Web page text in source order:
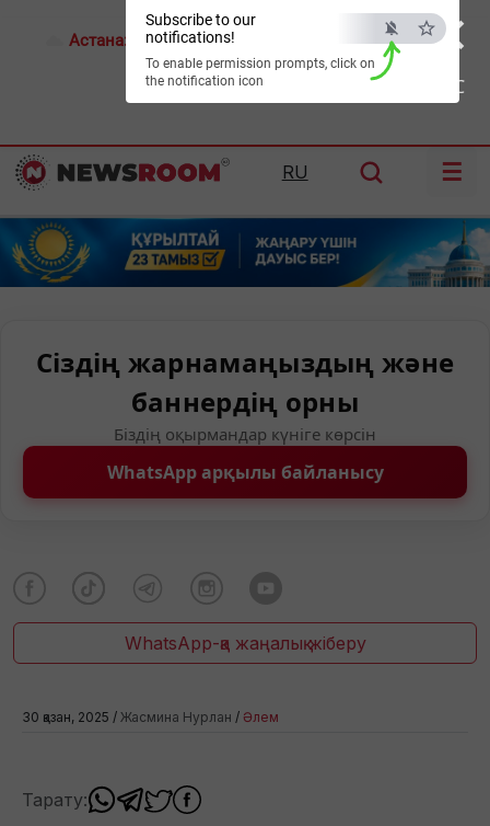
×
ESC
Subscribe to our
notifications!
To enable permission prompts, click on
the notification icon
Астана: 17°C Алматы: Шымкент:24°C
RU ☰
Сіздің жарнамаңыздың және
баннердің орны
Біздің оқырмандар күніге көрсін
WhatsApp арқылы байланысу
WhatsApp-қа жаңалық жіберу
30 қазан, 2025 / Жасмина Нурлан / Әлем
Тарату: